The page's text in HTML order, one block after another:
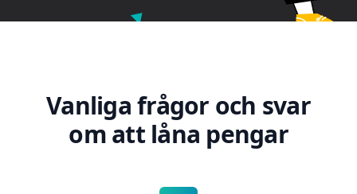
Vanliga frågor och svar
om att låna pengar